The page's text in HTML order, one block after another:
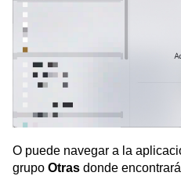
O puede navegar a la
grupo Otras donde